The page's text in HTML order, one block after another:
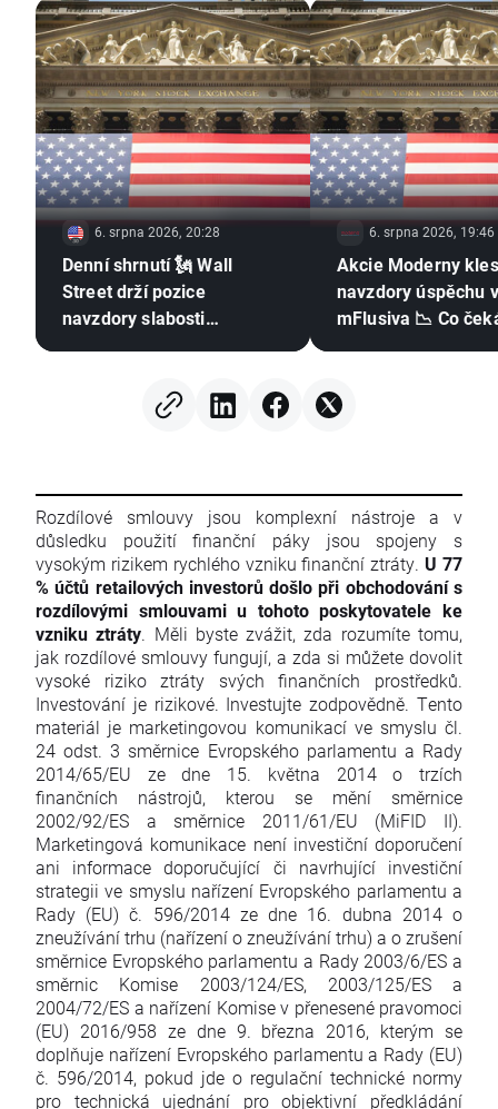
6. srpna 2026, 20:28
Denní shrnutí 🗽 Wall
Street drží pozice
navzdory slabosti
6. srpna 2026, 19:46
Akcie Moderny
navzdory úspěchu
mFlusiva 📉 Co
Rozdílové smlouvy jsou komplexní nástroje a v
důsledku použití finanční páky jsou spojeny s
vysokým rizikem rychlého vzniku finanční ztráty. U 77
% účtů retailových investorů došlo při obchodování s
rozdílovými smlouvami u tohoto poskytovatele ke
vzniku ztráty. Měli byste zvážit, zda rozumíte tomu,
jak rozdílové smlouvy fungují, a zda si můžete dovolit
vysoké riziko ztráty svých finančních prostředků.
Investování je rizikové. Investujte zodpovědně. Tento
materiál je marketingovou komunikací ve smyslu čl.
24 odst. 3 směrnice Evropského parlamentu a Rady
2014/65/EU ze dne 15. května 2014 o trzích
finančních nástrojů, kterou se mění směrnice
2002/92/ES a směrnice 2011/61/EU (MiFID II).
Marketingová komunikace není investiční doporučení
ani informace doporučující či navrhující investiční
strategii ve smyslu nařízení Evropského parlamentu a
Rady (EU) č. 596/2014 ze dne 16. dubna 2014 o
zneužívání trhu (nařízení o zneužívání trhu) a o zrušení
směrnice Evropského parlamentu a Rady 2003/6/ES a
směrnic Komise 2003/124/ES, 2003/125/ES a
2004/72/ES a nařízení Komise v přenesené pravomoci
(EU) 2016/958 ze dne 9. března 2016, kterým se
doplňuje nařízení Evropského parlamentu a Rady (EU)
č. 596/2014, pokud jde o regulační technické normy
pro technická ujednání pro objektivní předkládání